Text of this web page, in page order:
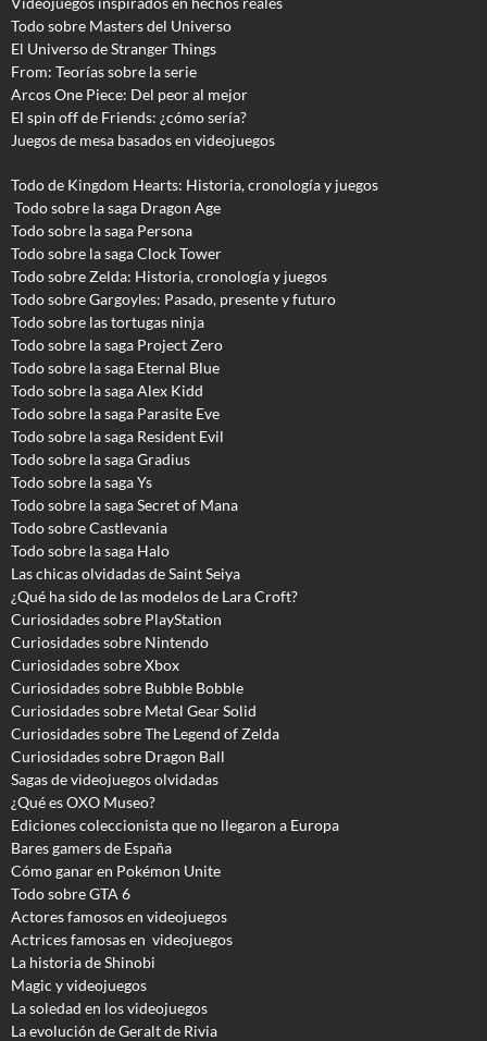
Todo sobre Masters del Universo
El Universo de Stranger Things
From: Teorías sobre la serie
Arcos One Piece: Del peor al mejor
El spin off de Friends: ¿cómo sería?
Juegos de mesa basados en videojuegos
Todo de Kingdom Hearts: Historia, cronología y juegos
Todo sobre la saga Dragon Age
Todo sobre la saga Persona
Todo sobre la saga Clock Tower
Todo sobre Zelda: Historia, cronología y juegos
Todo sobre Gargoyles: Pasado, presente y futuro
Todo sobre las tortugas ninja
Todo sobre la saga Project Zero
Todo sobre la saga Eternal Blue
Todo sobre la saga Alex Kidd
Todo sobre la saga Parasite Eve
Todo sobre la saga Resident Evil
Todo sobre la saga Gradius
Todo sobre la saga Ys
Todo sobre la saga Secret of Mana
Todo sobre Castlevania
Todo sobre la saga Halo
Las chicas olvidadas de Saint Seiya
¿Qué ha sido de las modelos de Lara Croft?
Curiosidades sobre PlayStation
Curiosidades sobre Nintendo
Curiosidades sobre Xbox
Curiosidades sobre Bubble Bobble
Curiosidades sobre Metal Gear Solid
Curiosidades sobre The Legend of Zelda
Curiosidades sobre Dragon Ball
Sagas de videojuegos olvidadas
¿Qué es OXO Museo?
Ediciones coleccionista que no llegaron a Europa
Bares gamers de España
Cómo ganar en Pokémon Unite
Todo sobre GTA 6
Actores famosos en videojuegos
Actrices famosas en videojuegos
La historia de Shinobi
Magic y videojuegos
La soledad en los videojuegos
La evolución de Geralt de Rivia